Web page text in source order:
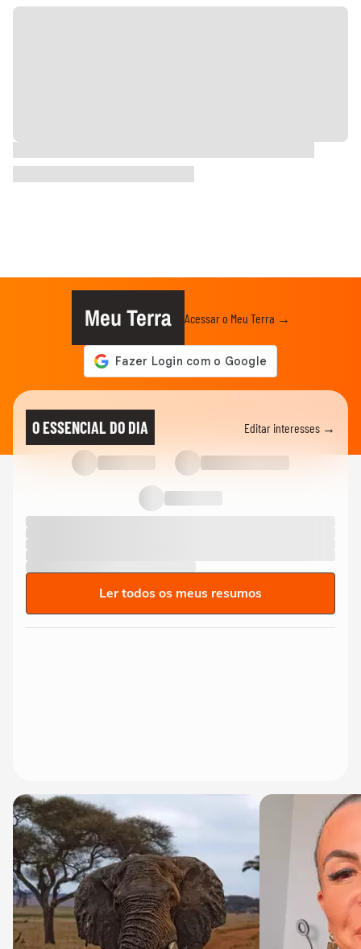
Meu Terra Acessar o Meu Terra →
O ESSENCIAL DO DIA Editar interesses →
Ler todos os meus resumos